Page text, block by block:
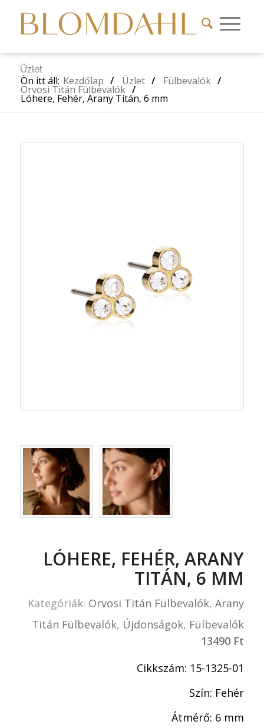
Üzlet
Ön itt áll: Kezdőlap / Üzlet / Fülbevalók /
Orvosi Titán Fülbevalók /
Lóhere, Fehér, Arany Titán, 6 mm
LÓHERE, FEHÉR, ARANY
TITÁN, 6 MM
Kategóriák: Orvosi Titán Fülbevalók,Arany
Titán Fülbevalók, Újdonságok, Fülbevalók
13490 Ft
Cikkszám: 15-1325-01
Szín: Fehér
Átmérő: 6 mm